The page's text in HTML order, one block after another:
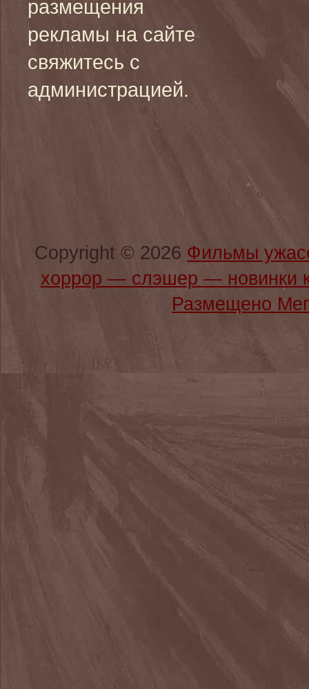
размещения
рекламы на сайте
свяжитесь с
администрацией.
Copyright © 2026 Фильмы
хоррор — слэшер —
Размещено